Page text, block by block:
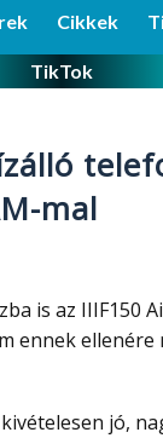
Cikkek
TikTok
mal
is az IIIF150
ennek ellenére